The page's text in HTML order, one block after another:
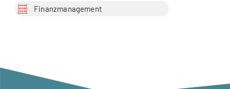
Finanzmanagement